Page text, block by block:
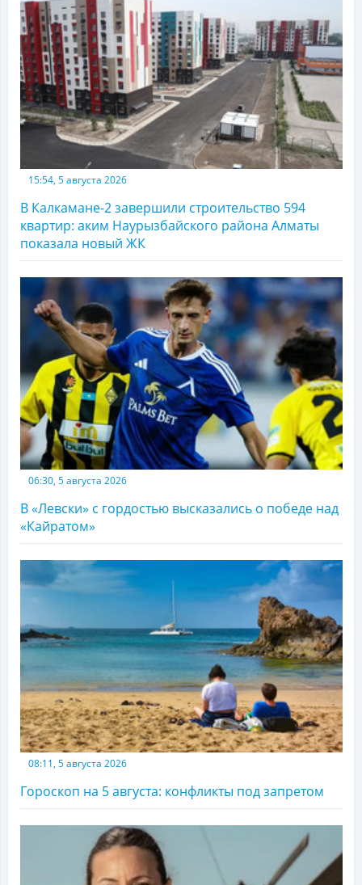
15:54, 5 августа 2026
В Калкамане-2 завершили строительство 594
квартир: аким Наурызбайского района Алматы
показала новый ЖК
06:30, 5 августа 2026
В «Левски» с гордостью высказались о победе над
«Кайратом»
08:11, 5 августа 2026
Гороскоп на 5 августа: конфликты под запретом